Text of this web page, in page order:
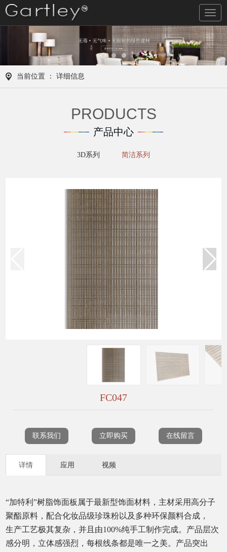
导
航
当前位置 ： 详细信息
PRODUCTS
产品中心
3D系列 简洁系列
FC047
联系我们 立即购买 在线留言
详情 应用 视频
“加特利”树脂饰面板属于最新型饰面材料，主材采用高分子
聚酯原料，配合化妆品级珍珠粉以及多种环保颜料合成，
生产工艺极其复杂，并且由100%纯手工制作完成。产品层次
感分明，立体感强烈，每根线条都是唯一之美。产品突出